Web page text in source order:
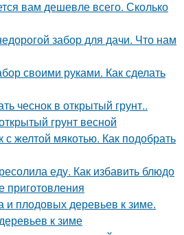
вам дешевле всего. Сколько
забор для дачи. Что нам
своими руками. Как сделать
чеснок в открытый грунт..
грунт весной
с желтой мякотью. Как подобрать
еду. Как избавить блюдо
приготовления
и плодовых деревьев к зиме.
к зиме